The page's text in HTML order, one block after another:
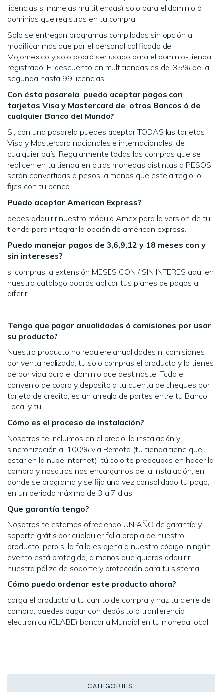
licencias si manejas multitiendas) solo para el dominio ó
dominios que registras en tu compra.
Solo se entregan programas compilados sin opción a
modificar más que por el personal calificado de
Mojomexico y solo podrá ser usado para el dominio-tienda
registrado. El descuento en multitiendas es del 35% de la
segunda hasta 99 licencias.
Con ésta pasarela puedo aceptar pagos con
tarjetas Visa y Mastercard de otros Bancos ó de
cualquier Banco del Mundo?
SI, con una pasarela puedes aceptar TODAS las tarjetas
Visa y Mastercard nacionales e internacionales, de
cualquier país. Regularmente todas las compras que se
realicen en tu tienda en otras monedas distintas a PESOS,
serán convertidas a pesos, a menos que éste arreglo lo
fijes con tu banco.
Puedo aceptar American Express?
debes adquirir nuestro módulo Amex para la version de tu
tienda para integrar la opción de american express.
Puedo manejar pagos de 3,6,9,12 y 18 meses con y
sin intereses?
si compras la extensión MESES CON / SIN INTERES aqui en
nuestro catalogo podrás aplicar tus planes de pagos a
diferir.
Tengo que pagar anualidades ó comisiones por usar
su producto?
Nuestro producto no requiere anualidades ni comisiones
por venta realizada, tu solo compras el producto y lo tienes
de por vida para el dominio que destinaste. Todo el
convenio de cobro y deposito a tu cuenta de cheques por
tarjeta de crédito, es un arreglo de partes entre tu Banco
Local y tu.
Cómo es el proceso de instalación?
Nosotros te incluimos en el precio, la instalación y
sincronización al 100% via Remota (tu tienda tiene que
estar en la nube internet), tú solo te preocupas en hacer la
compra y nosotros nos encargamos de la instalación, en
donde se programa y se fija una vez consolidado tu pago,
en un periodo máximo de 3 a 7 dias.
Que garantía tengo?
Nosotros te estamos ofreciendo UN AÑO de garantía y
soporte grátis por cualquier falla propia de nuestro
producto, pero si la falla es ajena a nuestro código, ningún
evento está protegido, a menos que quieras adquirir
nuestra póliza de soporte y protección para tu sistema.
Cómo puedo ordenar este producto ahora?
carga el producto a tu carrito de compra y haz tu cierre de
compra, puedes pagar con depósito ó tranferencia
electronica (CLABE) bancaria Mundial en tu moneda local
CATEGORIES: